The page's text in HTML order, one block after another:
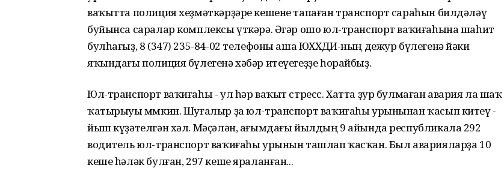
ваҡытта полиция хеҙмәткәрҙәре кешене тапаған транспорт сараһын билдәләү
буйынса саралар комплексы үткәрә. Әгәр ошо юл-транспорт ваҡиғаһына шаһит
булһағыҙ, 8 (347) 235-84-02 телефоны аша ЮХХДИ-ның дежур бүлегенә йәки
яҡындағы полиция бүлегенә хәбәр итеүегеҙҙе һорайбыҙ.
Юл-транспорт ваҡиғаһы - ул һәр ваҡыт стресс. Хатта ҙур булмаған авария ла шаҡ
ҡатырыуы мөмкин. Шуғалыр ҙа юл-транспорт ваҡиғаһы урынынан ҡасып китеү -
йыш күҙәтелгән хәл. Мәҫәлән, ағымдағы йылдың 9 айында республикала 292
водитель юл-транспорт ваҡиғаһы урынын ташлап ҡасҡан. Был аварияларҙа 10
кеше һәләк булған, 297 кеше яраланған...